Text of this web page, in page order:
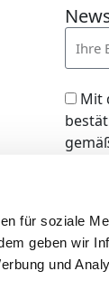
für soziale
geben wir
und
Mit
den